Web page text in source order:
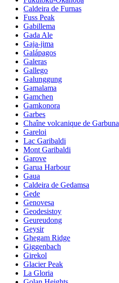
Caldeira de Furnas
Fuss Peak
Gabillema
Gada Ale
Gaja-jima
Galápagos
Galeras
Gallego
Galunggung
Gamalama
Gamchen
Gamkonora
Garbes
Chaîne volcanique de Garbuna
Gareloi
Lac Garibaldi
Mont Garibaldi
Garove
Garua Harbour
Gaua
Caldeira de Gedamsa
Gede
Genovesa
Geodesistoy
Geureudong
Geysir
Ghegam Ridge
Giggenbach
Girekol
Glacier Peak
La Gloria